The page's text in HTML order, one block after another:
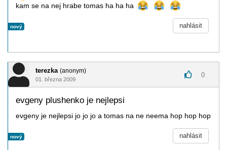
kam se na nej hrabe tomas ha ha ha
nový nahlásit
terezka (anonym)
01. března 2009
0
evgeny plushenko je nejlepsi
evgeny je nejlepsi jo jo jo a tomas na ne neema hop hop hop
nový nahlásit